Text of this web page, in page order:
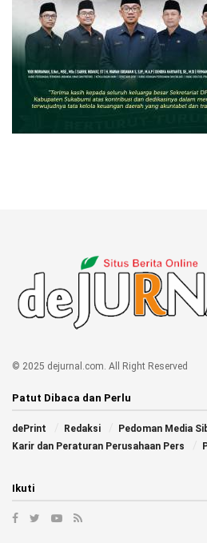
© 2025 dejurnal.com. All Right Reserved
Patut Dibaca dan Perlu
dePrint Redaksi
Pedoman Media
Karir dan Peraturan Perusahaan Pers
Ikuti